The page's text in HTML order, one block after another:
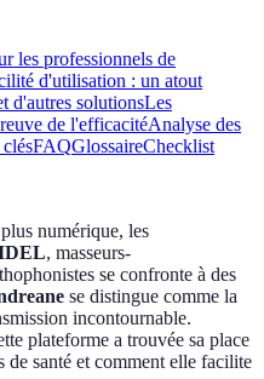
les professionnels de
d'utilisation : un atout
d'autres solutionsLes
de l'efficacitéAnalyse des
FAQGlossaireChecklist
numérique, les
, masseurs-
se confronte à des
se distingue comme la
incontournable.
plateforme a trouvée sa place
de santé et comment elle facilite